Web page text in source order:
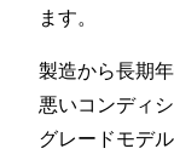
ます。
製造から長期
悪いコンディ
グレードモデ